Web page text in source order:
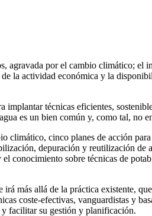
agravada por el cambio climático; el
la actividad económica y la
técnicas eficientes,
es un bien común y, como tal, no
climático, cinco planes de acción
depuración y reutilización de
el conocimiento sobre técnicas de
más allá de la práctica existente,
coste-efectivas, vanguardistas y
y facilitar su gestión y planificación.